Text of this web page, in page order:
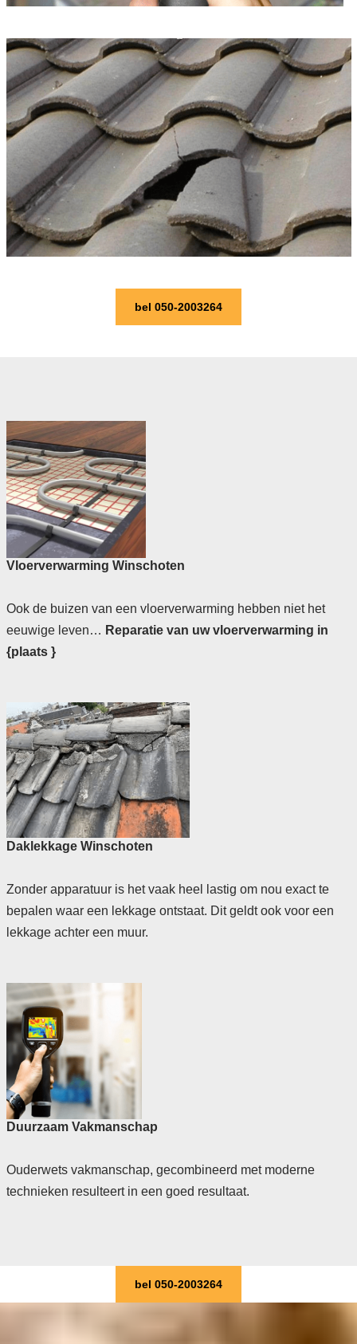
bel 050-2003264
Vloerverwarming Winschoten
Ook de buizen van een vloerverwarming hebben niet het
eeuwige leven… Reparatie van uw vloerverwarming in
{plaats }
Daklekkage Winschoten
Zonder apparatuur is het vaak heel lastig om nou exact te
bepalen waar een lekkage ontstaat. Dit geldt ook voor een
lekkage achter een muur.
Duurzaam Vakmanschap
Ouderwets vakmanschap, gecombineerd met moderne
technieken resulteert in een goed resultaat.
bel 050-2003264